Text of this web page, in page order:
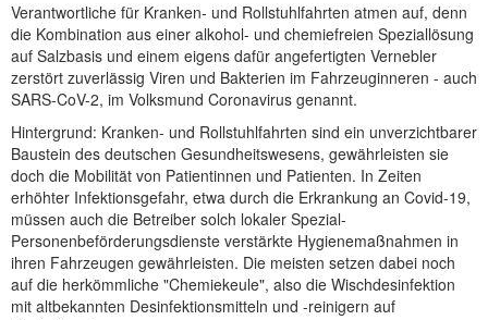
Verantwortliche für Kranken- und Rollstuhlfahrten atmen auf, denn
die Kombination aus einer alkohol- und chemiefreien Speziallösung
auf Salzbasis und einem eigens dafür angefertigten Vernebler
zerstört zuverlässig Viren und Bakterien im Fahrzeuginneren - auch
SARS-CoV-2, im Volksmund Coronavirus genannt.
Hintergrund: Kranken- und Rollstuhlfahrten sind ein unverzichtbarer
Baustein des deutschen Gesundheitswesens, gewährleisten sie
doch die Mobilität von Patientinnen und Patienten. In Zeiten
erhöhter Infektionsgefahr, etwa durch die Erkrankung an Covid-19,
müssen auch die Betreiber solch lokaler Spezial-
Personenbeförderungsdienste verstärkte Hygienemaßnahmen in
ihren Fahrzeugen gewährleisten. Die meisten setzen dabei noch
auf die herkömmliche "Chemiekeule", also die Wischdesinfektion
mit altbekannten Desinfektionsmitteln und -reinigern auf